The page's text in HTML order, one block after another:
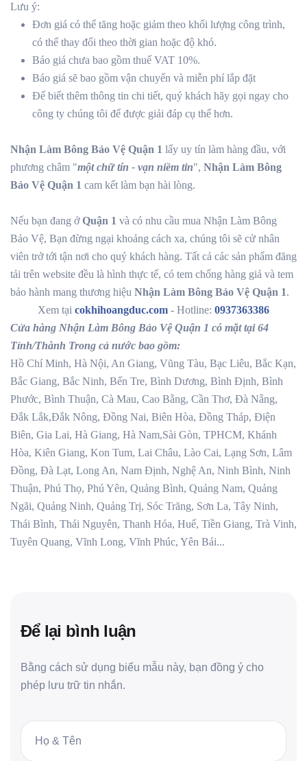
Lưu ý:
Đơn giá có thể tăng hoặc giảm theo khối lượng công trình,
có thể thay đổi theo thời gian hoặc độ khó.
Báo giá chưa bao gồm thuế VAT 10%.
Báo giá sẽ bao gồm vận chuyển và miễn phí lắp đặt
Để biết thêm thông tin chi tiết, quý khách hãy gọi ngay cho
công ty chúng tôi để được giải đáp cụ thể hơn.
Nhận Làm Bông Bảo Vệ Quận 1 lấy uy tín làm hàng đầu, với
phương châm "một chữ tín - vạn niềm tin", Nhận Làm Bông
Bảo Vệ Quận 1 cam kết làm bạn hài lòng.
Nếu bạn đang ởQuận 1 và có nhu cầu mua Nhận Làm Bông
Bảo Vệ, Bạn đừng ngại khoảng cách xa, chúng tôi sẽ cử nhân
viên trở tới tận nơi cho quý khách hàng. Tất cả các sản phẩm đăng
tải trên website đều là hình thực tế, có tem chống hàng giả và tem
bảo hành mang thương hiệu Nhận Làm Bông Bảo Vệ Quận 1.
Xem tại cokhihoangduc.com - Hotline: 0937363386
Cửa hàng Nhận Làm Bông Bảo Vệ Quận 1 có mặt tại 64
Tỉnh/Thành Trong cả nước bao gồm:
Hồ Chí Minh, Hà Nội, An Giang, Vũng Tàu, Bạc Liêu, Bắc Kạn,
Bắc Giang, Bắc Ninh, Bến Tre, Bình Dương, Bình Định, Bình
Phước, Bình Thuận, Cà Mau, Cao Bằng, Cần Thơ, Đà Nẵng,
Đắk Lắk,Đắk Nông, Đồng Nai, Biên Hòa, Đồng Tháp, Điện
Biên, Gia Lai, Hà Giang, Hà Nam,Sài Gòn, TPHCM, Khánh
Hòa, Kiên Giang, Kon Tum, Lai Châu, Lào Cai, Lạng Sơn, Lâm
Đồng, Đà Lạt, Long An, Nam Định, Nghệ An, Ninh Bình, Ninh
Thuận, Phú Thọ, Phú Yên, Quảng Bình, Quảng Nam, Quảng
Ngãi, Quảng Ninh, Quảng Trị, Sóc Trăng, Sơn La, Tây Ninh,
Thái Bình, Thái Nguyên, Thanh Hóa, Huế, Tiền Giang, Trà Vinh,
Tuyên Quang, Vĩnh Long, Vĩnh Phúc, Yên Bái...
Để lại bình luận
Bằng cách sử dụng biểu mẫu này, bạn đồng ý cho
phép lưu trữ tin nhắn.